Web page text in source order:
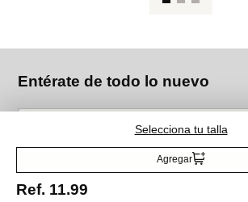
Selecciona tu talla
Agregar
Ref. 11.99
Entérate de todo lo nuevo
Acepto la política de tratamiento de datos personales